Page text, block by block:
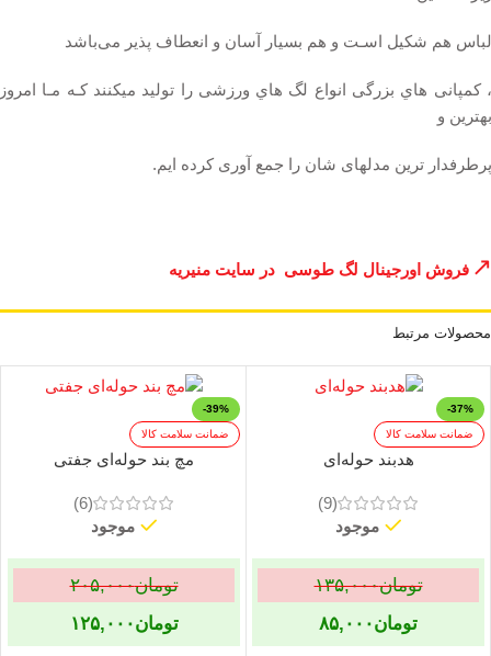
لباس هم شکیل اسـت و هم بسیار آسان و انعطاف پذیر می‌باشد
، کمپانی هاي بزرگی انواع لگ هاي ورزشی را تولید میکنند کـه مـا امروز
بهترین و
پرطرفدار ترین مدلهای شان را جمع آوری کرده ایم.
فروش اورجینال لگ طوسی در سایت منیریه
محصولات مرتبط
-37%
ضمانت سلامت کالا
هدبند حوله‌ای
(9)
موجود
تومان۱۳۵,۰۰۰
تومان۸۵,۰۰۰
-39%
ضمانت سلامت کالا
مچ بند حوله‌ای جفتی
(6)
موجود
تومان۲۰۵,۰۰۰
تومان۱۲۵,۰۰۰